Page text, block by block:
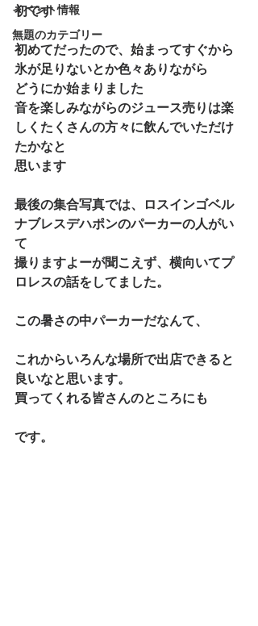
イベント情報
無題のカテゴリー
初です
初めてだったので、始まってすぐから
氷が足りないとか色々ありながら
どうにか始まりました
音を楽しみながらのジュース売りは楽
しくたくさんの方々に飲んでいただけ
たかなと
思います
最後の集合写真では、ロスインゴベル
ナブレスデハポンのパーカーの人がい
て
撮りますよーが聞こえず、横向いてプ
ロレスの話をしてました。
この暑さの中パーカーだなんて、
これからいろんな場所で出店できると
良いなと思います。
買ってくれる皆さんのところにも
です。